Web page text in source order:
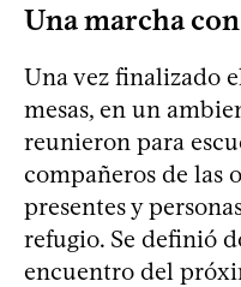
Una marcha
Una vez finalizado
mesas, en un
reunieron para
compañeros de las
presentes y
refugio. Se definió
encuentro del